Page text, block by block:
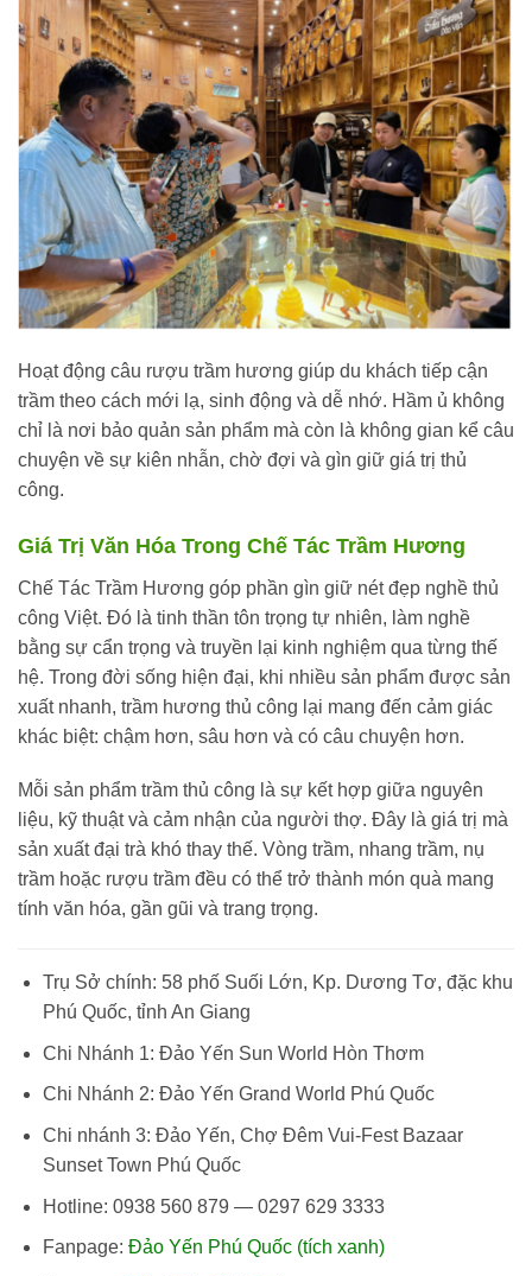
Hoạt động câu rượu trầm hương giúp du khách tiếp cận
trầm theo cách mới lạ, sinh động và dễ nhớ. Hầm ủ không
chỉ là nơi bảo quản sản phẩm mà còn là không gian kể câu
chuyện về sự kiên nhẫn, chờ đợi và gìn giữ giá trị thủ
công.
Giá Trị Văn Hóa Trong Chế Tác Trầm Hương
Chế Tác Trầm Hương góp phần gìn giữ nét đẹp nghề thủ
công Việt. Đó là tinh thần tôn trọng tự nhiên, làm nghề
bằng sự cẩn trọng và truyền lại kinh nghiệm qua từng thế
hệ. Trong đời sống hiện đại, khi nhiều sản phẩm được sản
xuất nhanh, trầm hương thủ công lại mang đến cảm giác
khác biệt: chậm hơn, sâu hơn và có câu chuyện hơn.
Mỗi sản phẩm trầm thủ công là sự kết hợp giữa nguyên
liệu, kỹ thuật và cảm nhận của người thợ. Đây là giá trị mà
sản xuất đại trà khó thay thế. Vòng trầm, nhang trầm, nụ
trầm hoặc rượu trầm đều có thể trở thành món quà mang
tính văn hóa, gần gũi và trang trọng.
Trụ Sở chính: 58 phố Suối Lớn, Kp. Dương Tơ, đặc khu
Phú Quốc, tỉnh An Giang
Chi Nhánh 1: Đảo Yến Sun World Hòn Thơm
Chi Nhánh 2: Đảo Yến Grand World Phú Quốc
Chi nhánh 3: Đảo Yến, Chợ Đêm Vui-Fest Bazaar
Sunset Town Phú Quốc
Hotline: 0938 560 879 — 0297 629 3333
Fanpage: Đảo Yến Phú Quốc (tích xanh)